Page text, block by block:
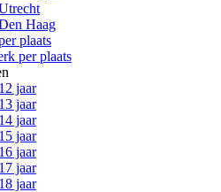
Haag
plaats
per plaats
jaar
jaar
jaar
jaar
jaar
jaar
jaar